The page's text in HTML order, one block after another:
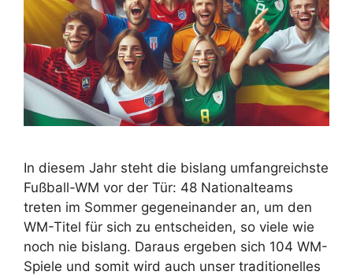
In diesem Jahr steht die bislang umfangreichste
Fußball-WM vor der Tür: 48 Nationalteams
treten im Sommer gegeneinander an, um den
WM-Titel für sich zu entscheiden, so viele wie
noch nie bislang. Daraus ergeben sich 104 WM-
Spiele und somit wird auch unser traditionelles